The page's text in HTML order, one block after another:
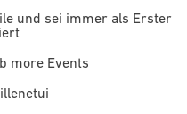
und sei immer als Erster
more Events